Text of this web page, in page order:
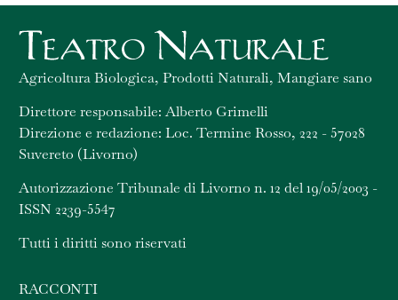
Agricoltura Biologica, Prodotti Naturali, Mangiare sano
Direttore responsabile: Alberto Grimelli
Direzione e redazione: Loc. Termine Rosso, 222 - 57028
Suvereto (Livorno)
Autorizzazione Tribunale di Livorno n. 12 del 19/05/2003 -
ISSN 2239-5547
Tutti i diritti sono riservati
RACCONTI